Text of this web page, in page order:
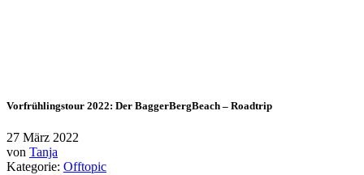
Vorfrühlingstour 2022: Der BaggerBergBeach – Roadtrip
27 März 2022
von Tanja
Kategorie: Offtopic